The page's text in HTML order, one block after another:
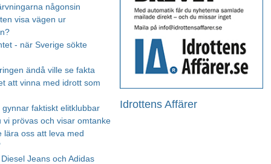
Idrottens Affärer
någonsin
visa vägen ur
- när Sverige sökte
ändå ville se fakta
att vinna med idrott som
gynnar faktiskt elitklubbar
vi prövas och visar omtanke
lära oss att leva med
Jeans och Adidas